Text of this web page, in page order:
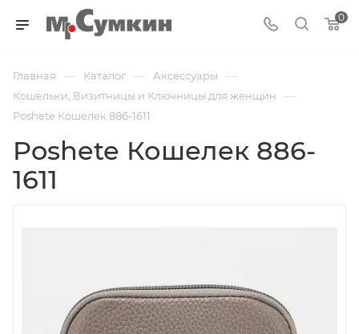
0
Главная — Каталог — Аксессуары —
Кошельки, Визитницы и Ключницы для женщин —
Poshete Кошелек 886-1611
Poshete Кошелек 886-
1611